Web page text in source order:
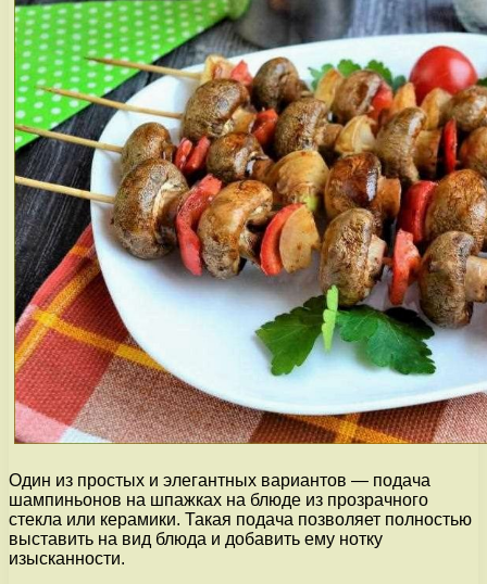
Один из простых и элегантных вариантов — подача
шампиньонов на шпажках на блюде из прозрачного
стекла или керамики. Такая подача позволяет полностью
выставить на вид блюда и добавить ему нотку
изысканности.